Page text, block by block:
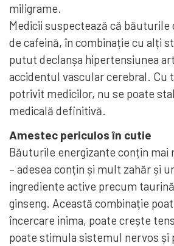
miligrame.
Medicii suspectează că
de cafeină, în combinație cu alți
putut declanșa hipertensiunea
accidentul vascular cerebral. Cu
potrivit medicilor, nu se poate
medicală definitivă.
Amestec periculos în cutie
Băuturile energizante conțin mai
– adesea conțin și mult zahăr și
ingrediente active precum
ginseng. Această combinație
încercare inima, poate crește
poate stimula sistemul nervos și